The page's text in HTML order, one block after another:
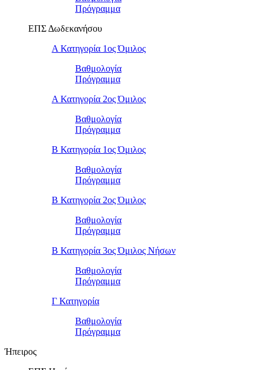
Πρόγραμμα
ΕΠΣ Δωδεκανήσου
Α Κατηγορία 1ος Όμιλος
Βαθμολογία
Πρόγραμμα
Α Κατηγορία 2ος Όμιλος
Βαθμολογία
Πρόγραμμα
Β Κατηγορία 1ος Όμιλος
Βαθμολογία
Πρόγραμμα
Β Κατηγορία 2ος Όμιλος
Βαθμολογία
Πρόγραμμα
Β Κατηγορία 3ος Όμιλος Νήσων
Βαθμολογία
Πρόγραμμα
Γ Κατηγορία
Βαθμολογία
Πρόγραμμα
Ήπειρος